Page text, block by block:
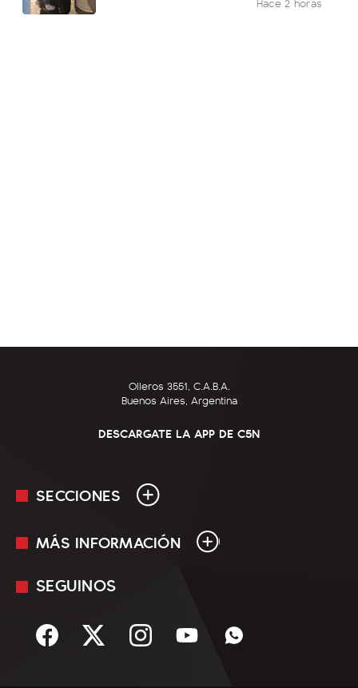
Olleros 3551, C.A.B.A.
Buenos Aires, Argentina
DESCARGATE LA APP DE C5N
SECCIONES
En Vivo
Sociedad
MÁS INFORMACIÓN
Mediakit
Términos y condiciones
SEGUINOS